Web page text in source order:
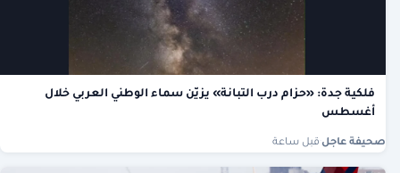
فلكية جدة: «حزام درب التبانة» يزيّن سماء الوطني العربي خلال
أغسطس
صحيفة عاجل قبل ساعة